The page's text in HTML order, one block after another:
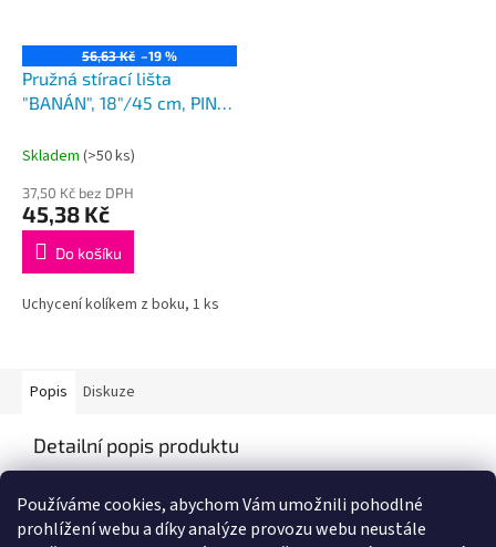
Používáme cookies, abychom Vám umožnili pohodlné
prohlížení webu a díky analýze provozu webu neustále
56,63 Kč –19 %
Pružná stírací lišta
"BANÁN", 18"/45 cm, PIN
Skladem (>50 ks)
37,50 Kč bez DPH
45,38 Kč
Do košíku
Uchycení kolíkem z boku, 1 ks
Popis Diskuze
Detailní popis produktu